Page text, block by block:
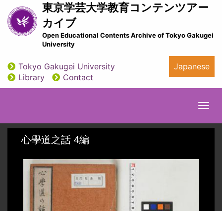
Skip
to
main
content
東京学芸大学教育コンテンツアー
カイブ
Open Educational Contents Archive of Tokyo Gakugei
University
utility
Tokyo Gakugei University
Library
Contact
Japanese